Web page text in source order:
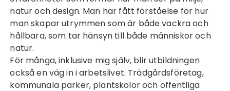
natur och design. Man har fått förståelse för hur
man skapar utrymmen som är både vackra och
hållbara, som tar hänsyn till både människor och
natur.
För många, inklusive mig själv, blir utbildningen
också en väg in i arbetslivet. Trädgårdsföretag,
kommunala parker, plantskolor och offentliga